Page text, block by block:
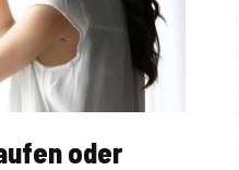
oder